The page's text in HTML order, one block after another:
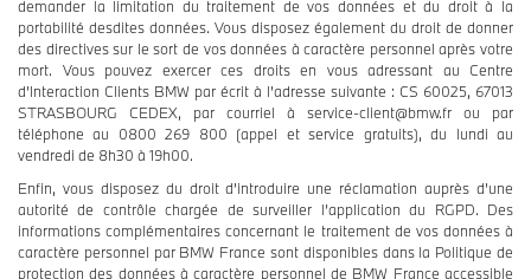
demander la limitation du traitement de vos données et du droit à la
portabilité desdites données. Vous disposez également du droit de donner
des directives sur le sort de vos données à caractère personnel après votre
mort. Vous pouvez exercer ces droits en vous adressant au Centre
d’Interaction Clients BMW par écrit à l’adresse suivante : CS 60025, 67013
STRASBOURG CEDEX, par courriel à service-client@bmw.fr ou par
téléphone au 0800 269 800 (appel et service gratuits), du lundi au
vendredi de 8h30 à 19h00.
Enfin, vous disposez du droit d’introduire une réclamation auprès d’une
autorité de contrôle chargée de surveiller l’application du RGPD. Des
informations complémentaires concernant le traitement de vos données à
caractère personnel par BMW France sont disponibles dans la Politique de
protection des données à caractère personnel de BMW France accessible